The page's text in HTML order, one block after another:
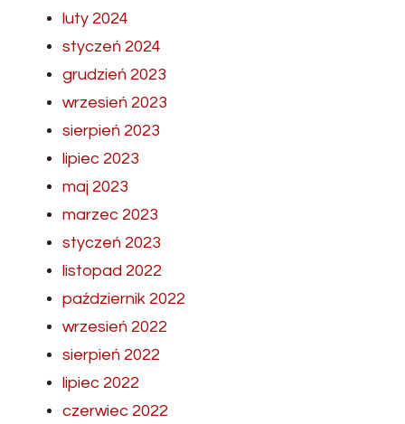
luty 2024
styczeń 2024
grudzień 2023
wrzesień 2023
sierpień 2023
lipiec 2023
maj 2023
marzec 2023
styczeń 2023
listopad 2022
październik 2022
wrzesień 2022
sierpień 2022
lipiec 2022
czerwiec 2022